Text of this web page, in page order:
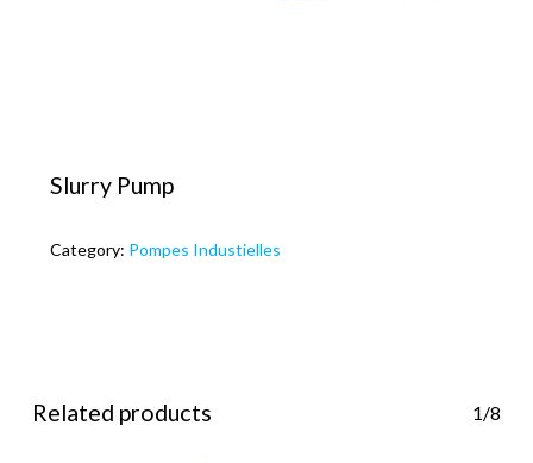
Slurry Pump
Category: Pompes Industielles
Related products 1/8